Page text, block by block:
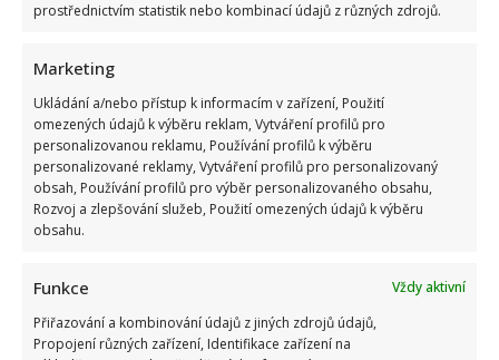
prostřednictvím statistik nebo kombinací údajů z různých zdrojů.
Marketing
Ukládání a/nebo přístup k informacím v zařízení, Použití
omezených údajů k výběru reklam, Vytváření profilů pro
personalizovanou reklamu, Používání profilů k výběru
personalizované reklamy, Vytváření profilů pro personalizovaný
obsah, Používání profilů pro výběr personalizovaného obsahu,
Rozvoj a zlepšování služeb, Použití omezených údajů k výběru
obsahu.
Funkce
Vždy aktivní
Přiřazování a kombinování údajů z jiných zdrojů údajů,
Propojení různých zařízení, Identifikace zařízení na